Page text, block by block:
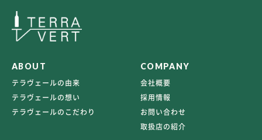
ABOUT
テラヴェールの由来
テラヴェールの想い
テラヴェールのこだわり
COMPANY
会社概要
採用情報
お問い合わせ
取扱店の紹介